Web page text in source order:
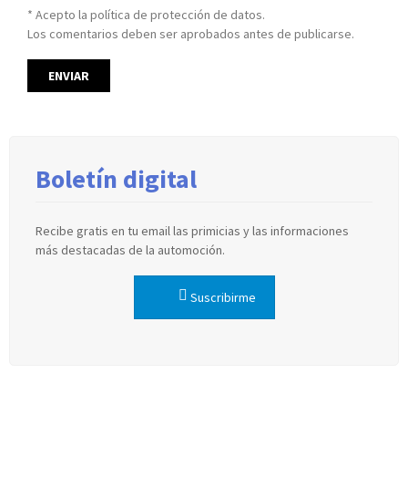
* Acepto la política de protección de datos.
Los comentarios deben ser aprobados antes de publicarse.
Boletín digital
Recibe gratis en tu email las primicias y las informaciones
más destacadas de la automoción.
Suscribirme